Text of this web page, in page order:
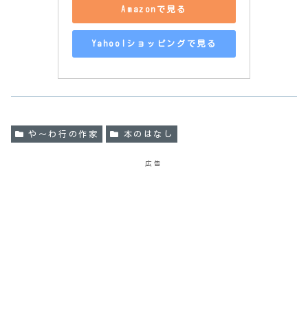
Amazonで見る
Yahoo!ショッピングで見る
や〜わ行の作家 本のはなし
広告